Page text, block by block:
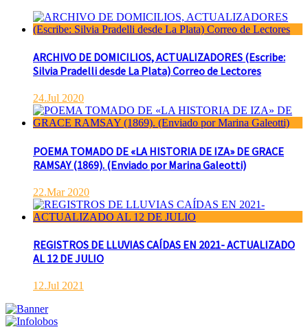
ARCHIVO DE DOMICILIOS, ACTUALIZADORES (Escribe:
Silvia Pradelli desde La Plata) Correo de Lectores
24.Jul 2020
POEMA TOMADO DE «LA HISTORIA DE IZA» DE GRACE
RAMSAY (1869). (Enviado por Marina Galeotti)
22.Mar 2020
REGISTROS DE LLUVIAS CAÍDAS EN 2021- ACTUALIZADO
AL 12 DE JULIO
12.Jul 2021